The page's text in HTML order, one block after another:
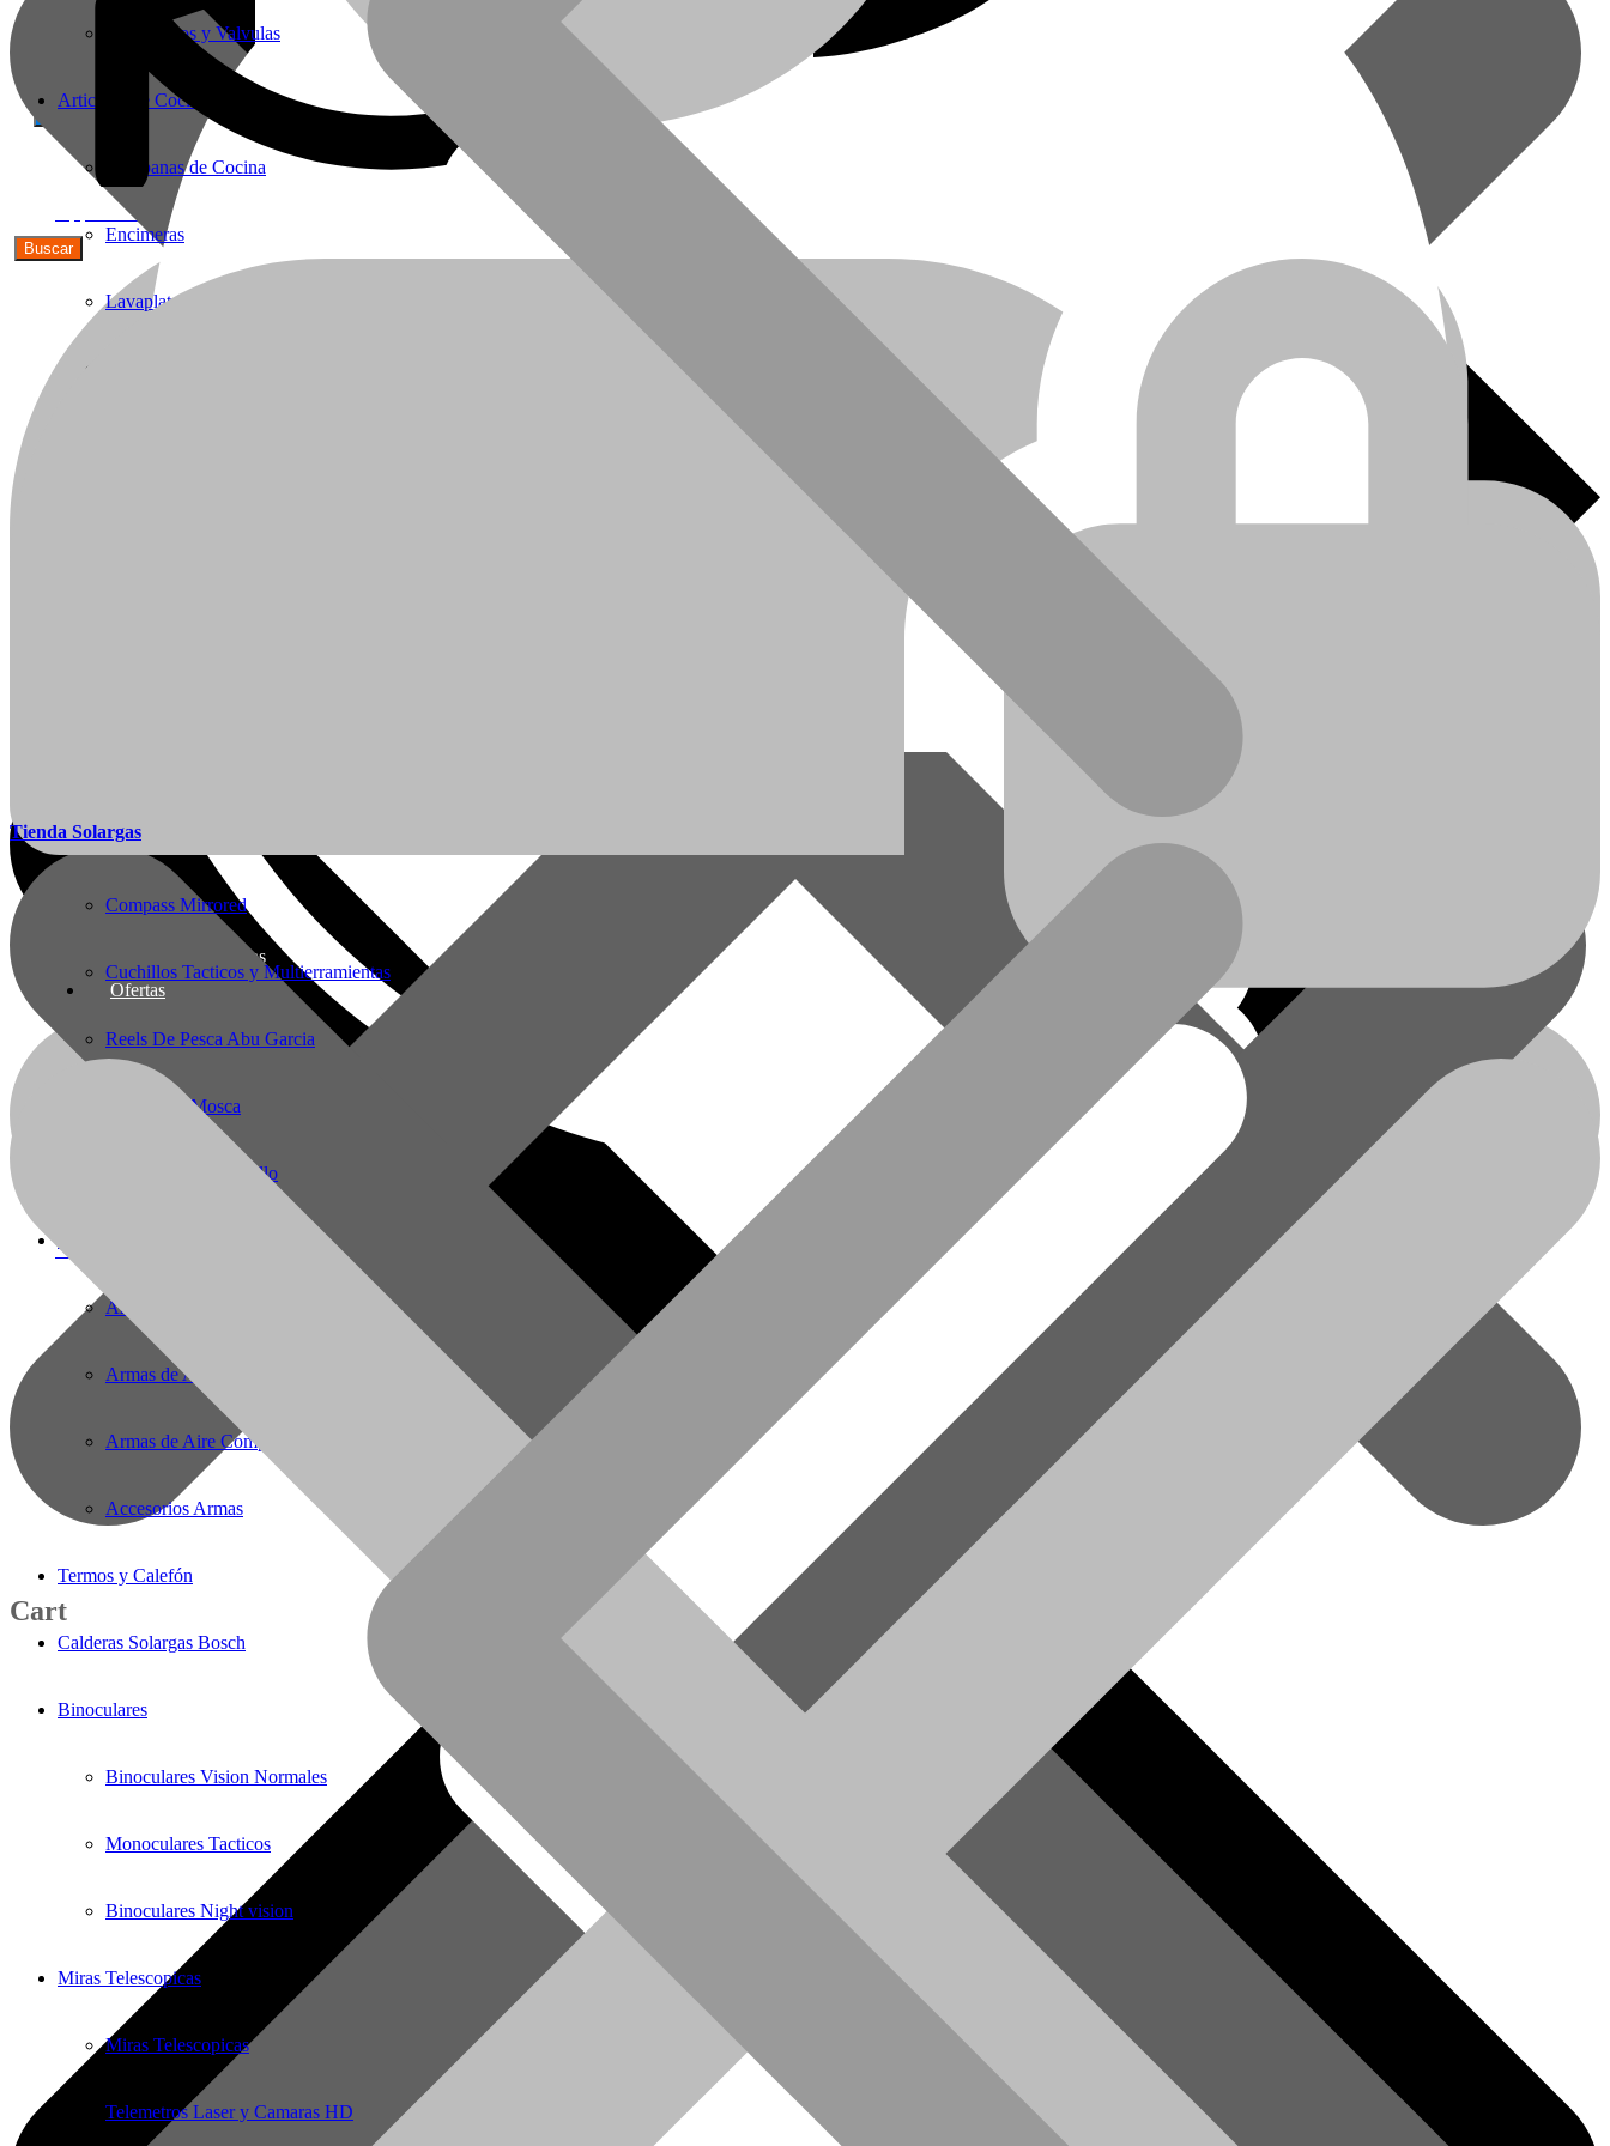
Nueva línea Solargas
56(9)91590692
56(61)2221727
E-Mail:
Cart
Mi Cuenta
Termostatos y Valvulas
Articulos de Cocina
Campanas de Cocina
Encimeras
Lavaplatos y Accesorios
Ropa de Cacería y Militar
Compass Mirrored
Cuchillos Tacticos y Multierramientas
Reels De Pesca Abu Garcia
Pesca Con Mosca
Monturas para Caballo
Armas de Aire Comprimido
Armas de Aire Comprimido PCP
Armas de Aire Competicion
Accesorios Armas
Termos y Calefón
Calderas Solargas Bosch
Binoculares
Binoculares Vision Normales
Monoculares Tacticos
Binoculares Night vision
Miras Telescopicas
Miras Telescopicas
Telemetros Laser y Camaras HD
Ofertas
Tienda Solargas